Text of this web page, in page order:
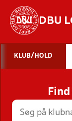
DBU
KLUB/HOLD